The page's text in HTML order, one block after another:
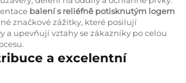
balení s reliéfně potisknutým logem
značkové zážitky, které posilují
a upevňují vztahy se zákazníky po celou
a excelentní